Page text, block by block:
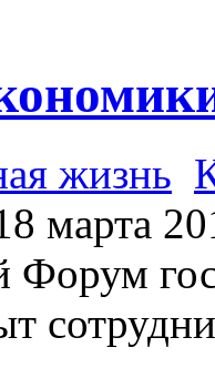
жизнь
марта
Форум